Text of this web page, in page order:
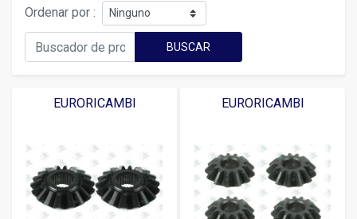
Ordenar por :
BUSCAR
EURORICAMBI EURORICAMBI